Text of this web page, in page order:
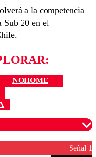
a la competencia
Sub 20 en el
NOHOME
Señal 1